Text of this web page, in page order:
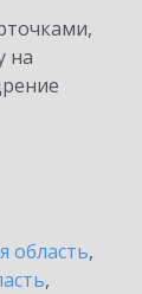
на
область,
,